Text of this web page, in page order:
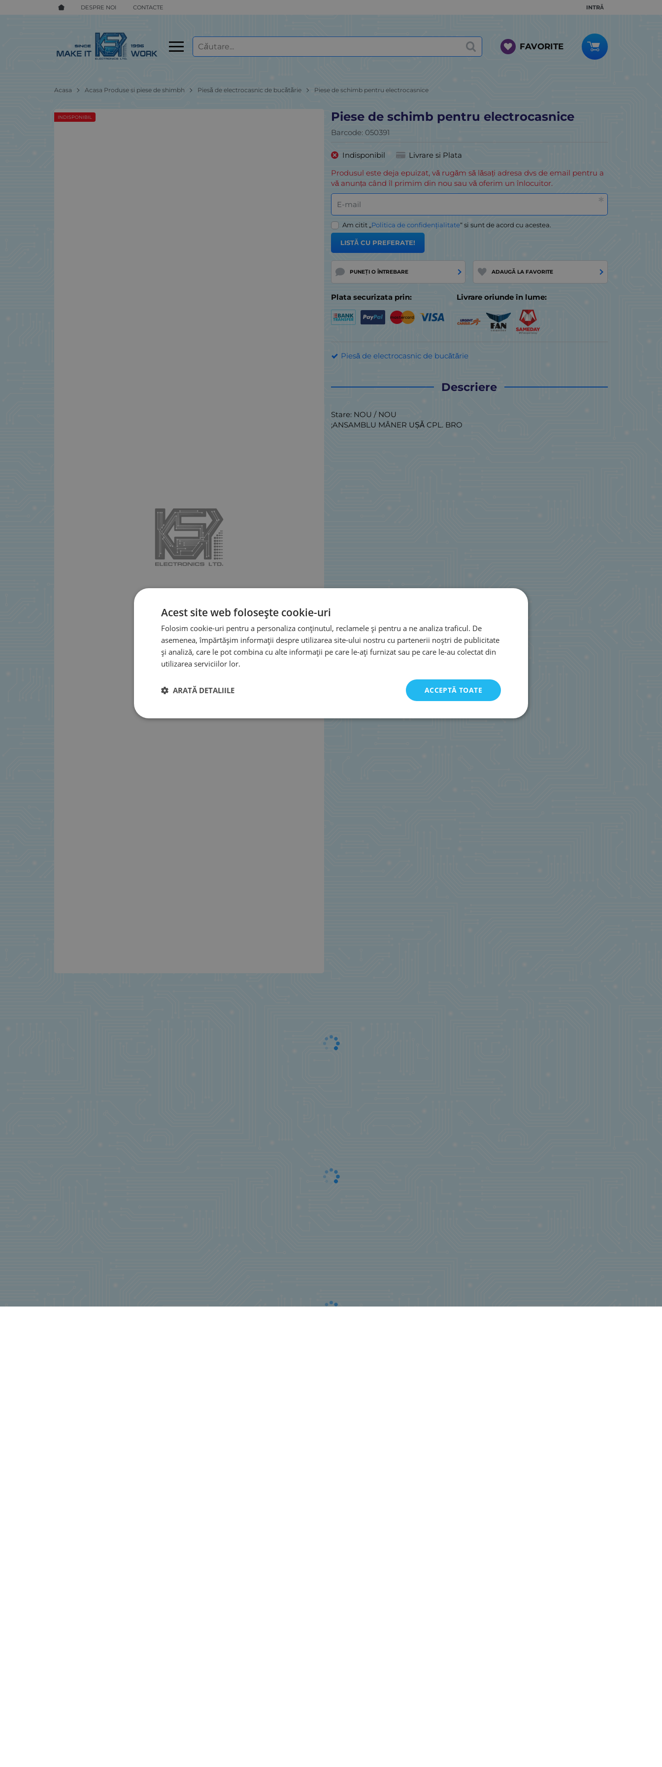
DESPRE NOI CONTACTE INTRĂ
FAVORITE
Acasa Acasa Produse si piese de shimbh Piesă de electrocasnic de bucătărie Piese de schimb pentru electrocasnice
Piese de schimb pentru electrocasnice
Barcode: 050391
INDISPONIBIL
Indisponibil
Livrare si Plata
Produsul este deja epuizat, vă rugăm să lăsați adresa dvs de email pentru a
vă anunța când îl primim din nou sau vă oferim un înlocuitor.
E-mail
Am citit „Politica de confidențialitate“ si sunt de acord cu acestea.
LISTĂ CU PREFERATE!
PUNEȚI O ÎNTREBARE ADAUGĂ LA FAVORITE
Plata securizata prin: Livrare oriunde în lume:
Piesă de electrocasnic de bucătărie
Descriere
Stare: NOU / NOU
;ANSAMBLU MÂNER UȘĂ CPL. BRO
Acest site web folosește cookie-uri
Folosim cookie-uri pentru a personaliza conținutul, reclamele și pentru a ne analiza traficul. De
asemenea, împărtășim informații despre utilizarea site-ului nostru cu partenerii noștri de publicitate
și analiză, care le pot combina cu alte informații pe care le-ați furnizat sau pe care le-au colectat din
utilizarea serviciilor lor.
ACCEPTĂ TOATE
ARATĂ DETALIILE